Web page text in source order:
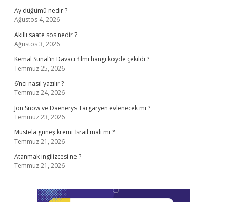
Ay düğümü nedir ?
Ağustos 4, 2026
Akıllı saate sos nedir ?
Ağustos 3, 2026
Kemal Sunal’ın Davacı filmi hangi köyde çekildi ?
Temmuz 25, 2026
6’ncı nasıl yazılır ?
Temmuz 24, 2026
Jon Snow ve Daenerys Targaryen evlenecek mi ?
Temmuz 23, 2026
Mustela güneş kremi İsrail malı mı ?
Temmuz 21, 2026
Atanmak ingilizcesi ne ?
Temmuz 21, 2026